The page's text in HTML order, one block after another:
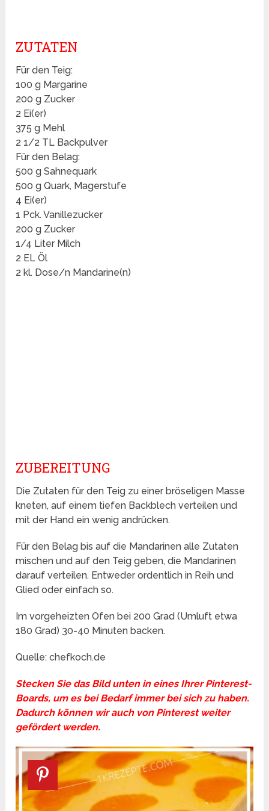
ZUTATEN
Für den Teig:
100 g Margarine
200 g Zucker
2 Ei(er)
375 g Mehl
2 1/2 TL Backpulver
Für den Belag:
500 g Sahnequark
500 g Quark, Magerstufe
4 Ei(er)
1 Pck. Vanillezucker
200 g Zucker
1/4 Liter Milch
2 EL Öl
2 kl. Dose/n Mandarine(n)
ZUBEREITUNG
Die Zutaten für den Teig zu einer bröseligen Masse
kneten, auf einem tiefen Backblech verteilen und
mit der Hand ein wenig andrücken.
Für den Belag bis auf die Mandarinen alle Zutaten
mischen und auf den Teig geben, die Mandarinen
darauf verteilen. Entweder ordentlich in Reih und
Glied oder einfach so.
Im vorgeheizten Ofen bei 200 Grad (Umluft etwa
180 Grad) 30-40 Minuten backen.
Quelle: chefkoch.de
Stecken Sie das Bild unten in eines Ihrer Pinterest-
Boards, um es bei Bedarf immer bei sich zu haben.
Dadurch können wir auch von Pinterest weiter
gefördert werden.